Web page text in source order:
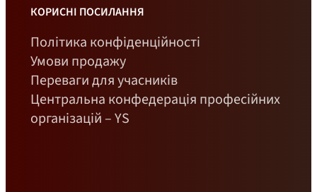
КОРИСНІ ПОСИЛАННЯ
Політика конфіденційності
Умови продажу
Переваги для учасників
Центральна конфедерація професійних
організацій – YS